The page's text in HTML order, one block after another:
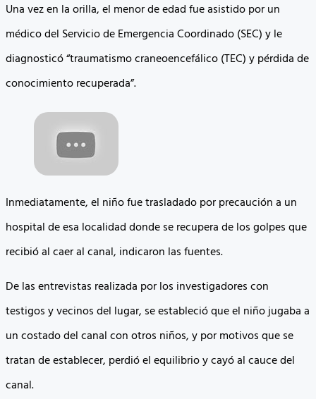
Una vez en la orilla, el menor de edad fue asistido por un
médico del Servicio de Emergencia Coordinado (SEC) y le
diagnosticó “traumatismo craneoencefálico (TEC) y pérdida de
conocimiento recuperada”.
Inmediatamente, el niño fue trasladado por precaución a un
hospital de esa localidad donde se recupera de los golpes que
recibió al caer al canal, indicaron las fuentes.
De las entrevistas realizada por los investigadores con
testigos y vecinos del lugar, se estableció que el niño jugaba a
un costado del canal con otros niños, y por motivos que se
tratan de establecer, perdió el equilibrio y cayó al cauce del
canal.